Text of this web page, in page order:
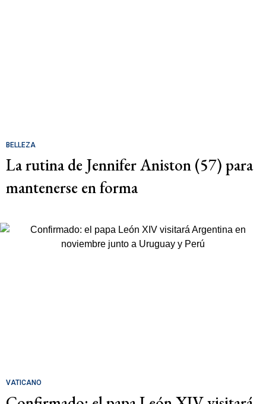
BELLEZA
La rutina de Jennifer Aniston (57) para
mantenerse en forma
VATICANO